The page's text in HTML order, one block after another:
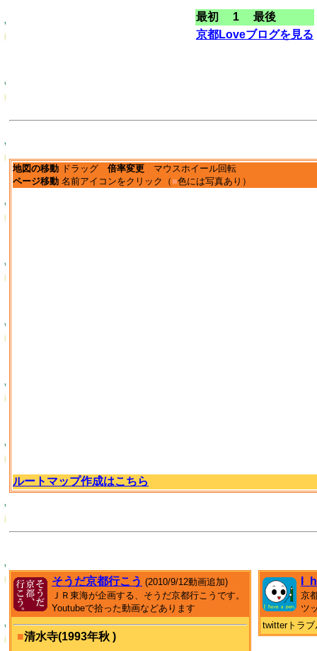
最初 1 最後
京都Loveブログを見る
地図の移動 ドラッグ 倍率変更 マウスホイール回転
ページ移動 名前アイコンをクリック（ ■色には写真あり）
ルートマップ作成はこちら
そうだ京都行こう (2010/9/12動画追加)
ＪＲ東海が企画する、そうだ京都行こうです。
Youtubeで拾った動画などあります
■清水寺(1993年秋 )
京
ツ
twitterトラ